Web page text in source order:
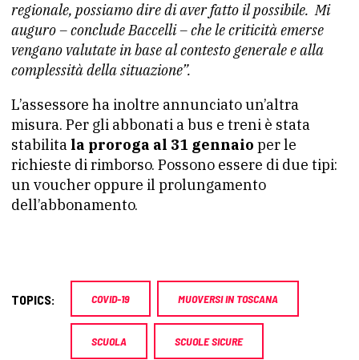
regionale, possiamo dire di aver fatto il possibile. Mi
auguro – conclude Baccelli – che le criticità emerse
vengano valutate in base al contesto generale e alla
complessità della situazione”.
L’assessore ha inoltre annunciato un’altra
misura. Per gli abbonati a bus e treni è stata
stabilita la proroga al 31 gennaio per le
richieste di rimborso. Possono essere di due tipi:
un voucher oppure il prolungamento
dell’abbonamento.
TOPICS: COVID-19 MUOVERSI IN TOSCANA
SCUOLA SCUOLE SICURE